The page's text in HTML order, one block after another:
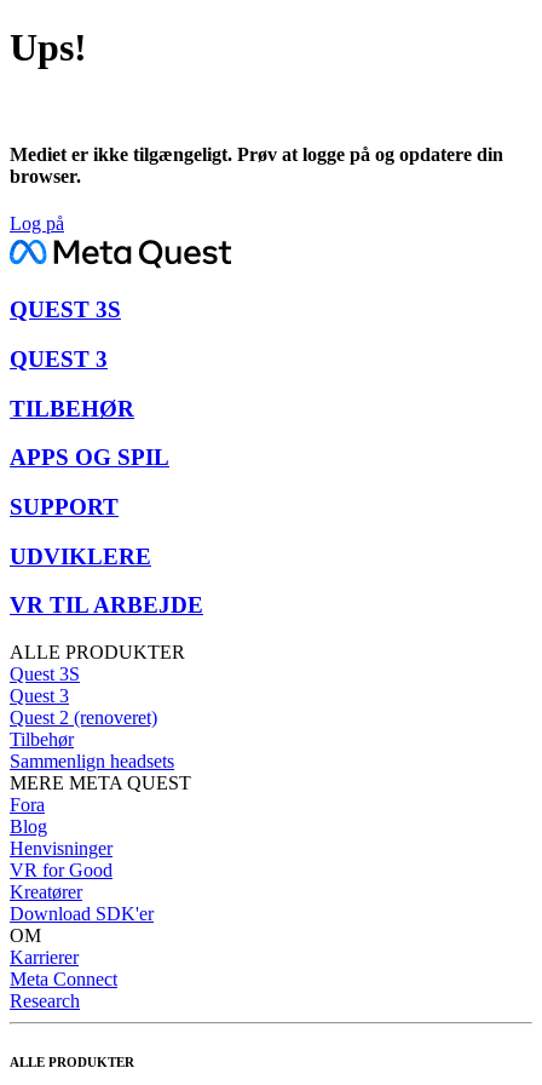
Ups!
Mediet er ikke tilgængeligt. Prøv at logge på og opdatere din
browser.
Log på
QUEST 3S
QUEST 3
TILBEHØR
APPS OG SPIL
SUPPORT
UDVIKLERE
VR TIL ARBEJDE
ALLE PRODUKTER
Quest 3S
Quest 3
Quest 2 (renoveret)
Tilbehør
Sammenlign headsets
MERE META QUEST
Fora
Blog
Henvisninger
VR for Good
Kreatører
Download SDK'er
OM
Karrierer
Meta Connect
Research
ALLE PRODUKTER